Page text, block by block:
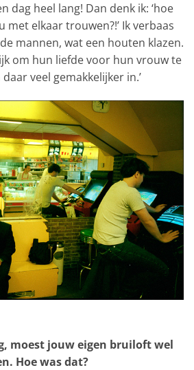
dag heel lang! Dan denk ik: ‘hoe
met elkaar trouwen?!’ Ik verbaas
mannen, wat een houten klazen.
om hun liefde voor hun vrouw te
veel gemakkelijker in.’
moest jouw eigen bruiloft wel
Hoe was dat?